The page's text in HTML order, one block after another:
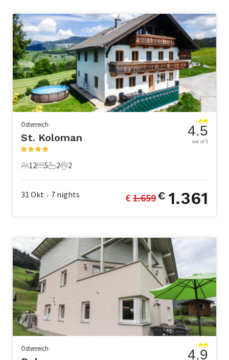
Österreich
St. Koloman
12 Gäste
12
5 Schlafzimmer
5
2 Badezimmer
2
2 Haustiere
2
4.5
out of 5
31 Okt • 7 nights € 1.659€ 1.361
Österreich 4.9